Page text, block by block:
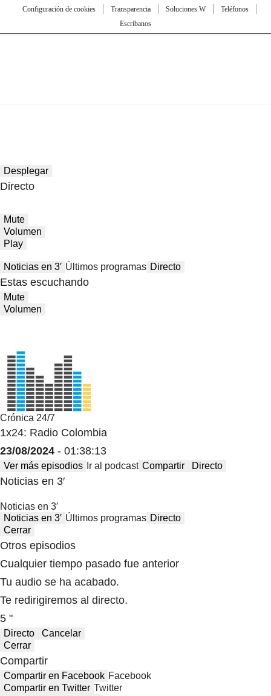
Configuración de cookies
Transparencia Soluciones W
Teléfonos
Escríbanos
Desplegar
Directo
Mute
Volumen
Play
Noticias en 3′ Últimos programas Directo
Estas escuchando
Mute
Volumen
Crónica 24/7
1x24: Radio Colombia
23/08/2024 - 01:38:13
Ver más episodios Ir al podcast Compartir Directo
Noticias en 3′
Noticias en 3′
Noticias en 3′ Últimos programas Directo
Cerrar
Otros episodios
Cualquier tiempo pasado fue anterior
Tu audio se ha acabado.
Te redirigiremos al directo.
5 "
Directo
Cancelar
Cerrar
Compartir
Compartir en Facebook Facebook
Compartir en Twitter Twitter